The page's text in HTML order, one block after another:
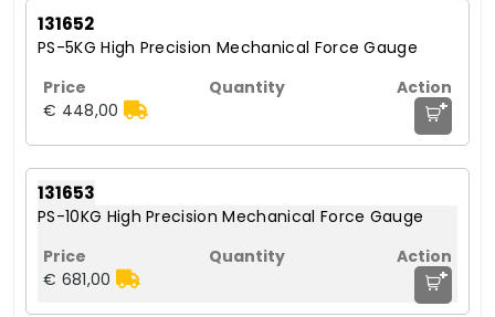
131652
PS-5KG High Precision Mechanical Force Gauge
€ 448,00 +
131653
PS-10KG High Precision Mechanical Force Gauge
€ 681,00 +